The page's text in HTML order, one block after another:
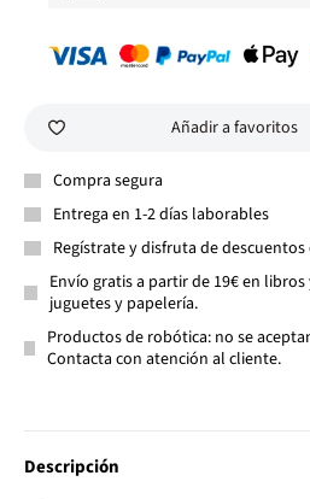
Añadir a favoritos
Compra segura
Entrega en 1-2 días laborables
Regístrate y disfruta de
Envío gratis a partir de 19€ en
juguetes y papelería.
Productos de robótica: no se
Contacta con atención al cliente.
Descripción